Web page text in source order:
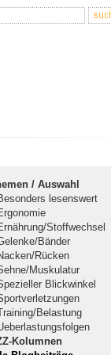
/ Auswahl
lesenswert
Stoffwechsel
Bänder
Rücken
Muskulatur
Blickwinkel
Belastung
Kolumnen